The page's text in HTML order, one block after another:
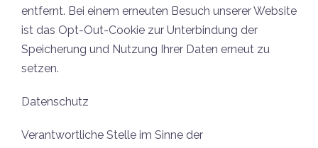
entfernt. Bei einem erneuten Besuch unserer Website
ist das Opt-Out-Cookie zur Unterbindung der
Speicherung und Nutzung Ihrer Daten erneut zu
setzen.
Datenschutz
Verantwortliche Stelle im Sinne der